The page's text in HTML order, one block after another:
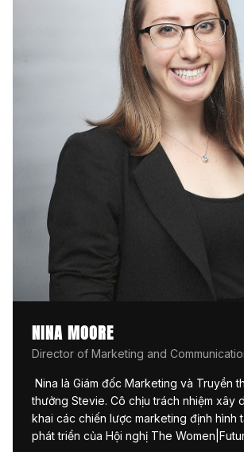
NINA MOORE
Director of Marketing and
Nina là Giám đốc Marketing và Truyền
thưởng Stevie. Cô chịu trách nhiệm xây
khai các chiến lược marketing định hình
phát triển của Hội nghị The